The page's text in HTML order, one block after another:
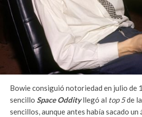
Bowie consiguió notoriedad en julio de
sencillo Space Oddityllegó al top 5de
sencillos, aunque antes había sacado un